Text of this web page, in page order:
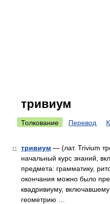
тривиум
Толкование Перевод
11 тривиум — (лат. Trivium
начальный курс знаний,
предмета: грамматику,
окончания можно было
квадривиуму,
геометрию …